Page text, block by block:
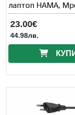
лаптоп HAMA,
23.00€
44.98лв.